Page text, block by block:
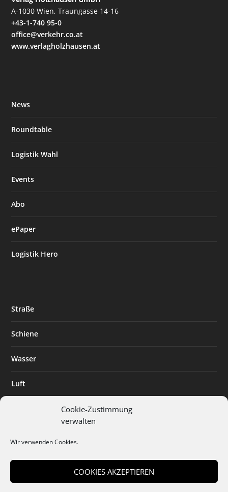
Cookie-Zustimmung
verwalten
Wir verwenden Cookies.
COOKIES AKZEPTIEREN
A-1030 Wien, Traungasse 14-16
+43-1-740 95-0
office@verkehr.co.at
www.verlagholzhausen.at
News
Roundtable
Logistik Wahl
Events
Abo
ePaper
Logistik Hero
Straße
Schiene
Wasser
Luft
Digitalisierung